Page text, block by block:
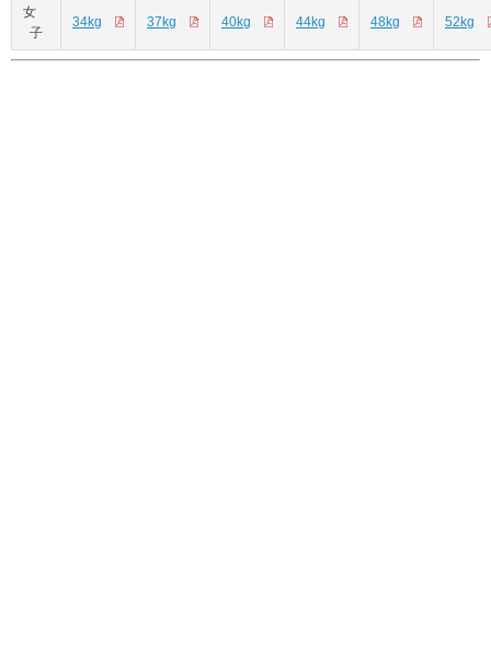
女
子
34kg 37kg 40kg 44kg 48kg 52kg